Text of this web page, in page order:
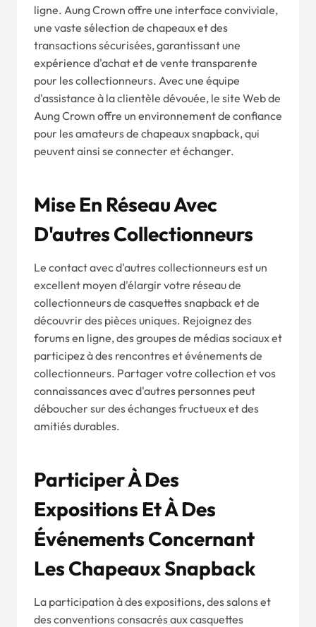
ligne. Aung Crown offre une interface conviviale,
une vaste sélection de chapeaux et des
transactions sécurisées, garantissant une
expérience d'achat et de vente transparente
pour les collectionneurs. Avec une équipe
d'assistance à la clientèle dévouée, le site Web de
Aung Crown offre un environnement de confiance
pour les amateurs de chapeaux snapback, qui
peuvent ainsi se connecter et échanger.
Mise En Réseau Avec
D'autres Collectionneurs
Le contact avec d'autres collectionneurs est un
excellent moyen d'élargir votre réseau de
collectionneurs de casquettes snapback et de
découvrir des pièces uniques. Rejoignez des
forums en ligne, des groupes de médias sociaux et
participez à des rencontres et événements de
collectionneurs. Partager votre collection et vos
connaissances avec d'autres personnes peut
déboucher sur des échanges fructueux et des
amitiés durables.
Participer À Des
Expositions Et À Des
Événements Concernant
Les Chapeaux Snapback
La participation à des expositions, des salons et
des conventions consacrés aux casquettes